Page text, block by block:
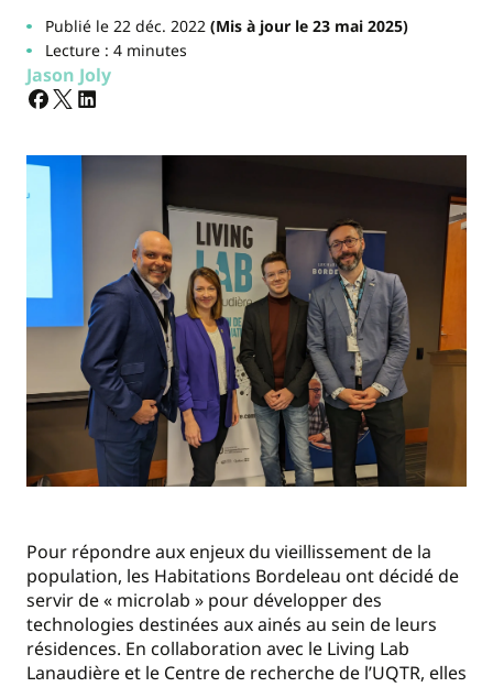
Publié le 22 déc. 2022(Mis à jour le 23 mai 2025)
Lecture : 4 minutes
Jason Joly
Pour répondre aux enjeux du vieillissement de la
population, les Habitations Bordeleau ont décidé de
servir de « microlab » pour développer des
technologies destinées aux ainés au sein de leurs
résidences. En collaboration avec le Living Lab
Lanaudière et le Centre de recherche de l’UQTR, elles